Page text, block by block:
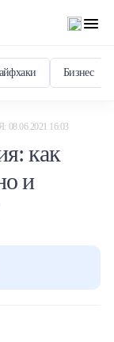
Бизнес
16:03
как
и